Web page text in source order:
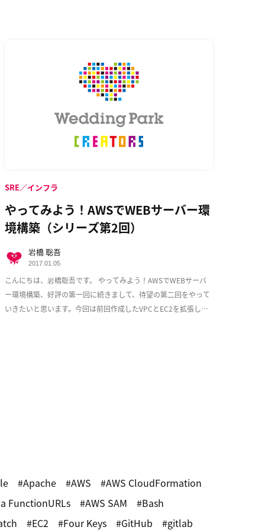
やってみよう！AWSでWEBサーバー環
境構築（シリーズ第2回）
こんにちは、岩橋聡吾です。 やってみよう！AWSでWEBサーバ
ー環境構築、好評の第一回に続きまして、待望の第二回をやって
いきたいと思います。今回は前回作成したVPCとEC2を拡張し、
SRE／インフラ
岩橋 聡吾
2017.01.05
Apache AWS
AWS CloudFormation
FunctionURLs
AWS SAM
Bash
EC2 Four Keys GitHub gitlab